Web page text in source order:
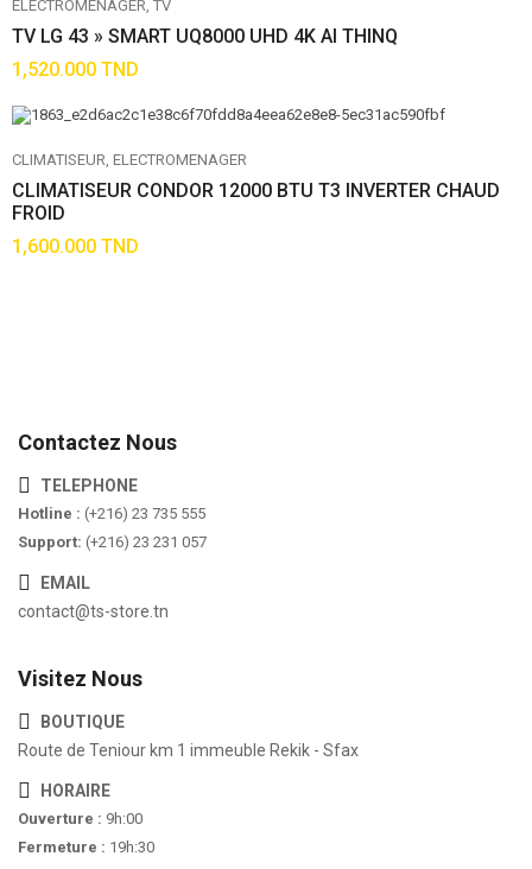
ELECTROMENAGER TV
TV LG 43 » SMART UQ8000 UHD 4K AI THINQ
1,520.000 TND
CLIMATISEUR ELECTROMENAGER
CLIMATISEUR CONDOR 12000 BTU T3 INVERTER CHAUD
FROID
1,600.000 TND
Contactez Nous
TELEPHONE
Hotline : (+216) 23 735 555
Support: (+216) 23 231 057
EMAIL
contact@ts-store.tn
Visitez Nous
BOUTIQUE
Route de Teniour km 1 immeuble Rekik - Sfax
HORAIRE
Ouverture : 9h:00
Fermeture : 19h:30